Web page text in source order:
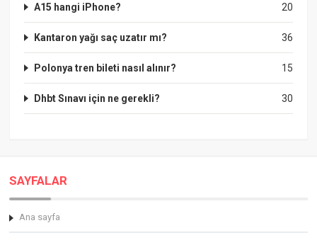
20
A15 hangi iPhone?
36
Kantaron yağı saç uzatır mı?
15
Polonya tren bileti nasıl alınır?
30
Dhbt Sınavı için ne gerekli?
SAYFALAR
Ana sayfa